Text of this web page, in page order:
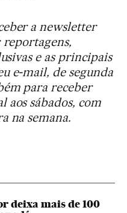
a newsletter
reportagens,
e as principais
e-mail, de segunda
para receber
aos sábados, com
na semana.
deixa mais de 100